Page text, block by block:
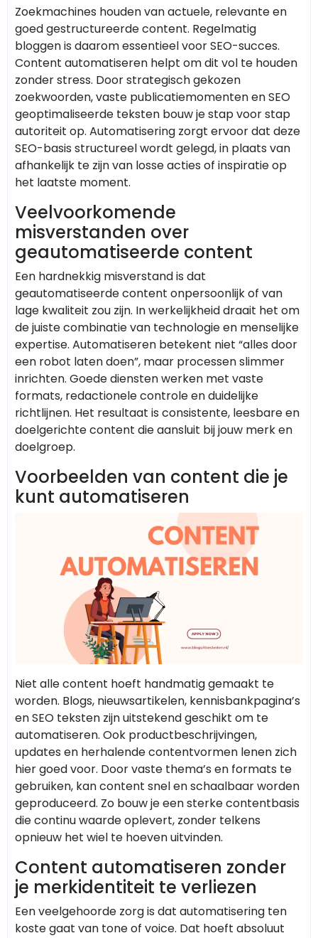
Zoekmachines houden van actuele, relevante en
goed gestructureerde content. Regelmatig
bloggen is daarom essentieel voor SEO-succes.
Content automatiseren helpt om dit vol te houden
zonder stress. Door strategisch gekozen
zoekwoorden, vaste publicatiemomenten en SEO
geoptimaliseerde teksten bouw je stap voor stap
autoriteit op. Automatisering zorgt ervoor dat deze
SEO-basis structureel wordt gelegd, in plaats van
afhankelijk te zijn van losse acties of inspiratie op
het laatste moment.
Veelvoorkomende
misverstanden over
geautomatiseerde content
Een hardnekkig misverstand is dat
geautomatiseerde content onpersoonlijk of van
lage kwaliteit zou zijn. In werkelijkheid draait het om
de juiste combinatie van technologie en menselijke
expertise. Automatiseren betekent niet “alles door
een robot laten doen”, maar processen slimmer
inrichten. Goede diensten werken met vaste
formats, redactionele controle en duidelijke
richtlijnen. Het resultaat is consistente, leesbare en
doelgerichte content die aansluit bij jouw merk en
doelgroep.
Voorbeelden van content die je
kunt automatiseren
Niet alle content hoeft handmatig gemaakt te
worden. Blogs, nieuwsartikelen, kennisbankpagina’s
en SEO teksten zijn uitstekend geschikt om te
automatiseren. Ook productbeschrijvingen,
updates en herhalende contentvormen lenen zich
hier goed voor. Door vaste thema’s en formats te
gebruiken, kan content snel en schaalbaar worden
geproduceerd. Zo bouw je een sterke contentbasis
die continu waarde oplevert, zonder telkens
opnieuw het wiel te hoeven uitvinden.
Content automatiseren zonder
je merkidentiteit te verliezen
Een veelgehoorde zorg is dat automatisering ten
koste gaat van tone of voice. Dat hoeft absoluut